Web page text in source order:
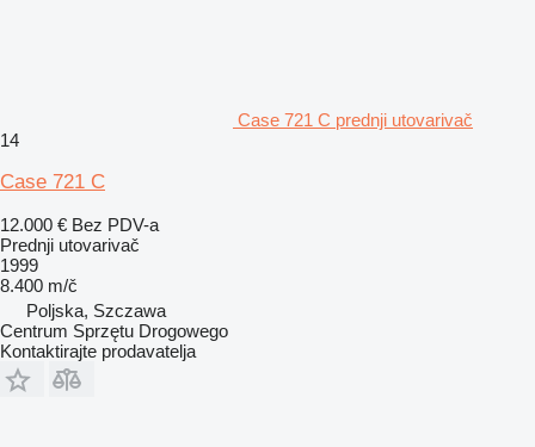
Case 721 C prednji utovarivač
14
Case 721 C
12.000 € Bez PDV-a
Prednji utovarivač
1999
8.400 m/č
Poljska, Szczawa
Centrum Sprzętu Drogowego
Kontaktirajte prodavatelja